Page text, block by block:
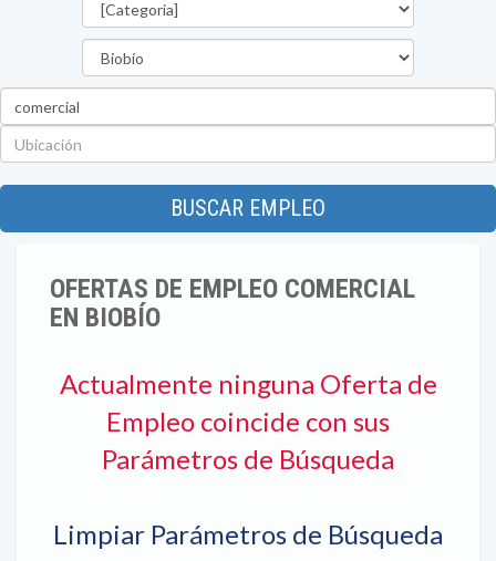
BUSCAR EMPLEO
OFERTAS DE EMPLEO COMERCIAL
EN BIOBÍO
Actualmente ninguna Oferta de
Empleo coincide con sus
Parámetros de Búsqueda
Limpiar Parámetros de Búsqueda